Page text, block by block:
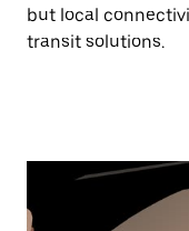
but local
transit solutions.